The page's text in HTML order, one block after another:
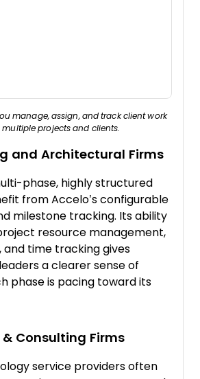
manage, assign, and track client work
multiple projects and clients.
and Architectural Firms
phase, highly structured
from Accelo’s configurable
milestone tracking. Its ability
resource management,
and time tracking gives
a clearer sense of
phase is pacing toward its
& Consulting Firms
service providers often